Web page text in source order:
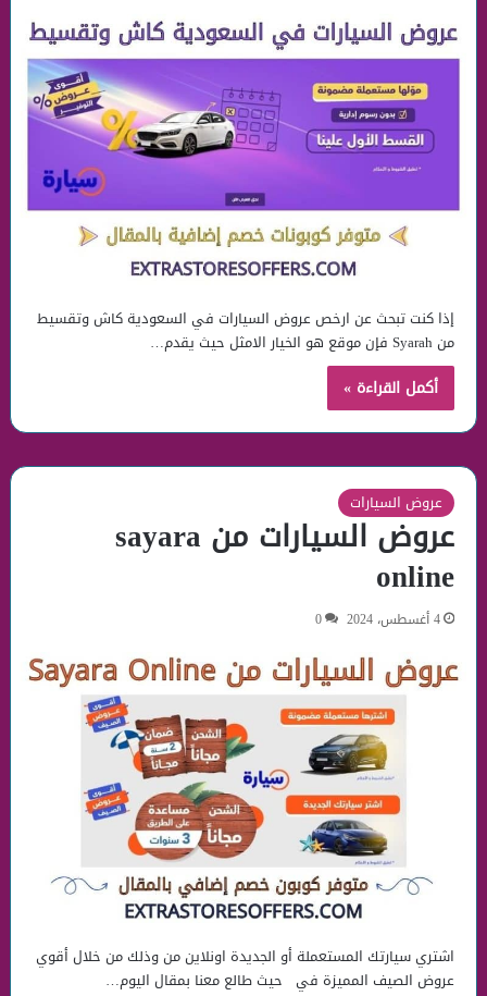
إذا كنت تبحث عن ارخص عروض السيارات في السعودية كاش وتقسيط
من Syarah فإن موقع هو الخيار الامثل حيث يقدم…
أكمل القراءة »
عروض السيارات
عروض السيارات من sayara
online
4 أغسطس، 2024 0
اشتري سيارتك المستعملة أو الجديدة اونلاين من وذلك من خلال أقوي
عروض الصيف المميزة في حيث طالع معنا بمقال اليوم…